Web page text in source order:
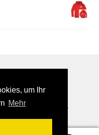
um Ihr
Mehr
Ruhr 2026
WooCommerce .